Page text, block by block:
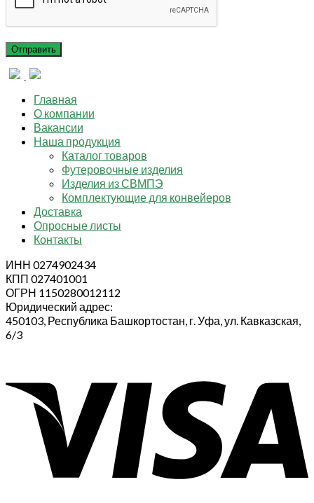
Главная
О компании
Вакансии
Наша продукция
Каталог товаров
Футеровочные изделия
Изделия из СВМПЭ
Комплектующие для конвейеров
Доставка
Опросные листы
Контакты
ИНН 0274902434
КПП 027401001
ОГРН 1150280012112
Юридический адрес:
450103, Республика Башкортостан, г. Уфа, ул. Кавказская,
6/3